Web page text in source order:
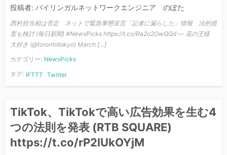
投稿者: バイリンガルネットワークエンジニア のぽた
西村担当相は否定 ネットで緊急事態宣言「記者に漏らした」情報 法的措
置も検討 (毎日新聞) #NewsPicks https://t.co/Ra2o2OwQQd — 花の王様
大好き (@torontotokyo) March […]
カテゴリー: NewsPicks
タグ: IFTTT Twitter
TikTok、TikTokで高い広告効果を生む4
つの法則を発表 (RTB SQUARE)
https://t.co/rP2lUkOYjM